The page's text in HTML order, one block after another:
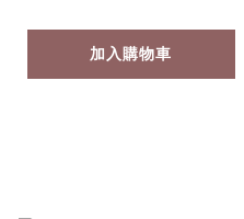
加入購物車